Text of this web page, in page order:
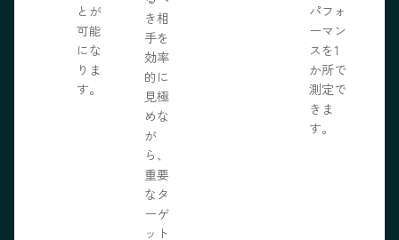
とが
可能
にな
りま
す。
き相
手を
効率
的に
見極
めな
が
ら、
重要
なタ
ーゲ
ット
パフォ
ーマン
スを1
か所で
測定で
きま
す。